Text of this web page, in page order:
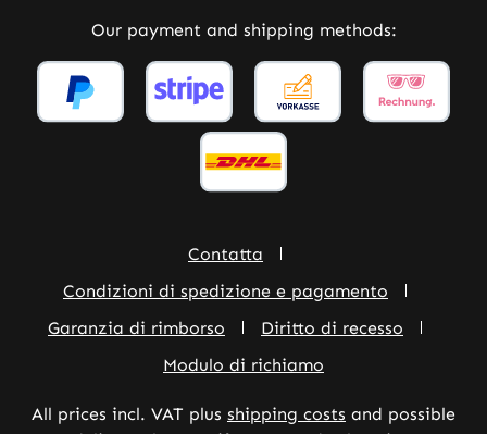
Our payment and shipping methods:
Contatta
Condizioni di spedizione e pagamento
Garanzia di rimborso
Diritto di recesso
Modulo di richiamo
All prices incl. VAT plus shipping costs and possible